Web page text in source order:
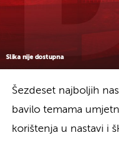
Slika nije dostupna
Šezdeset najboljih
bavilo temama
korištenja u nastavi i